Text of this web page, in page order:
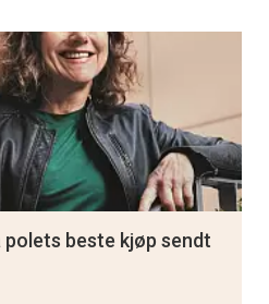
polets beste kjøp sendt